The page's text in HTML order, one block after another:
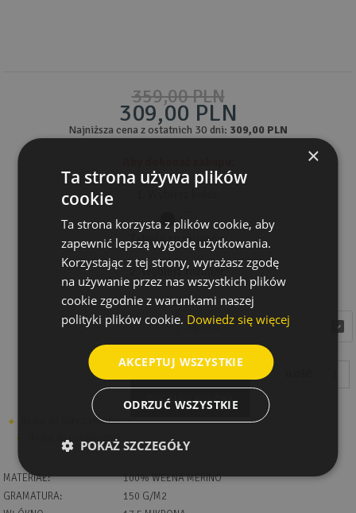
359,00 PLN
309,00 PLN
Najniższa cena z ostatnich 30 dni: 309,00 PLN
Tabela rozmiarów
2. Wybierz rozmiar:
Rozmiar
wybierz
wybierz
dodaj do listy zakupów
dodaj do porównania
DODAJ DO KOSZYKA
MATERIAŁ:
100% WEŁNA MERINO
GRAMATURA:
150 G/M2
×
Ta strona używa plików
cookie
Ta strona korzysta z plików cookie, aby
zapewnić lepszą wygodę użytkowania.
Korzystając z tej strony, wyrażasz zgodę
na używanie przez nas wszystkich plików
cookie zgodnie z warunkami naszej
polityki plików cookie. Dowiedz się więcej
AKCEPTUJ WSZYSTKIE
ODRZUĆ WSZYSTKIE
POKAŻ SZCZEGÓŁY